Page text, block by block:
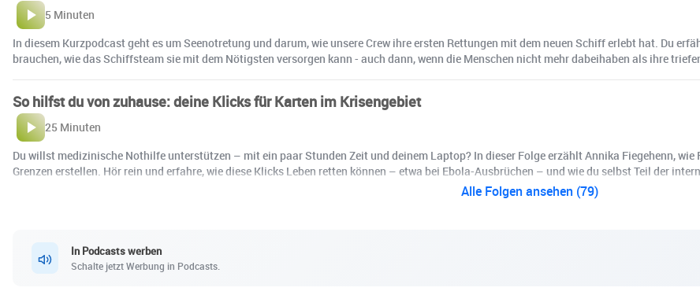
5 Minuten
In diesem Kurzpodcast geht es um Seenotretung und darum, wie unsere Crew ihre ersten Rettungen mit dem neuen Schiff erlebt hat. Du
brauchen, wie das Schiffsteam sie mit dem Nötigsten versorgen kann - auch dann, wenn die Menschen nicht mehr dabeihaben als ihre
So hilfst du von zuhause: deine Klicks für Karten im Krisengebiet
25 Minuten
Du willst medizinische Nothilfe unterstützen – mit ein paar Stunden Zeit und deinem Laptop? In dieser Folge erzählt Annika Fiegehenn,
Grenzen erstellen. Hör rein und erfahre, wie diese Klicks Leben retten können – etwa bei Ebola-Ausbrüchen – und wie du selbst Teil der
Alle Folgen ansehen (79)
In Podcasts werben
Schalte jetzt Werbung in Podcasts.